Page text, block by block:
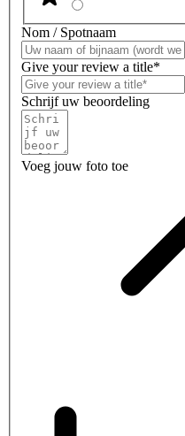
Nom / Spotnaam
Give your review a title*
Schrijf uw beoordeling
Voeg jouw foto toe